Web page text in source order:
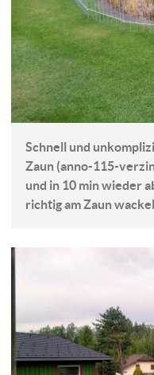
Schnell und
Zaun (anno-115-
und in 10 min wieder
richtig am Zaun